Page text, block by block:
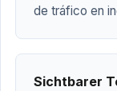
de tráfico en
Sichtbarer